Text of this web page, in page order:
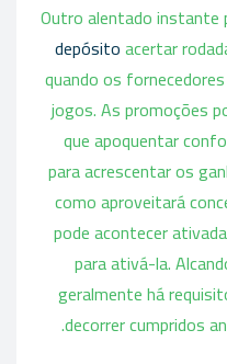
Outro alentado instante
depósitoacertar
quando os
jogos. As promoções
que apoquentar
para acrescentar os
como aproveitará
pode acontecer
para ativá-la.
geralmente há
decorrer cumpridos